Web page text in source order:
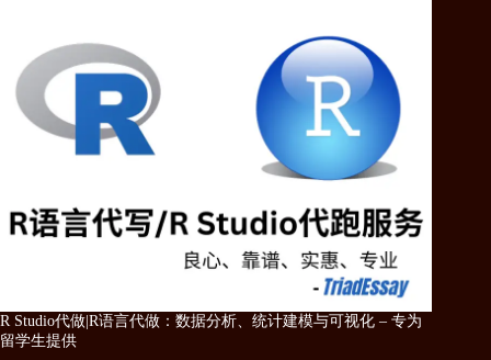
R Studio代做|R语言代做：数据分析、统计建模与可视化 – 专为
留学生提供